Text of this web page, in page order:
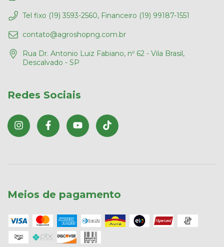
Tel fixo (19) 3593-2560, Financeiro (19) 99187-1551
contato@agroshopng.com.br
Rua Dr. Antonio Luiz Fabiano, nº 62 - Vila Brasil,
Descalvado - SP
Redes Sociais
Meios de pagamento